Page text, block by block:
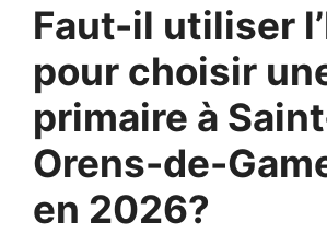
Faut-il utiliser
pour choisir
primaire à
Orens-de-
en 2026?